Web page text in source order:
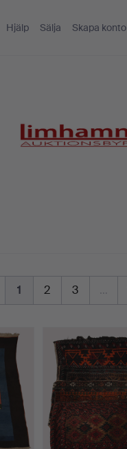
Hjälp Sälja Skapa konto
1 2 3 …